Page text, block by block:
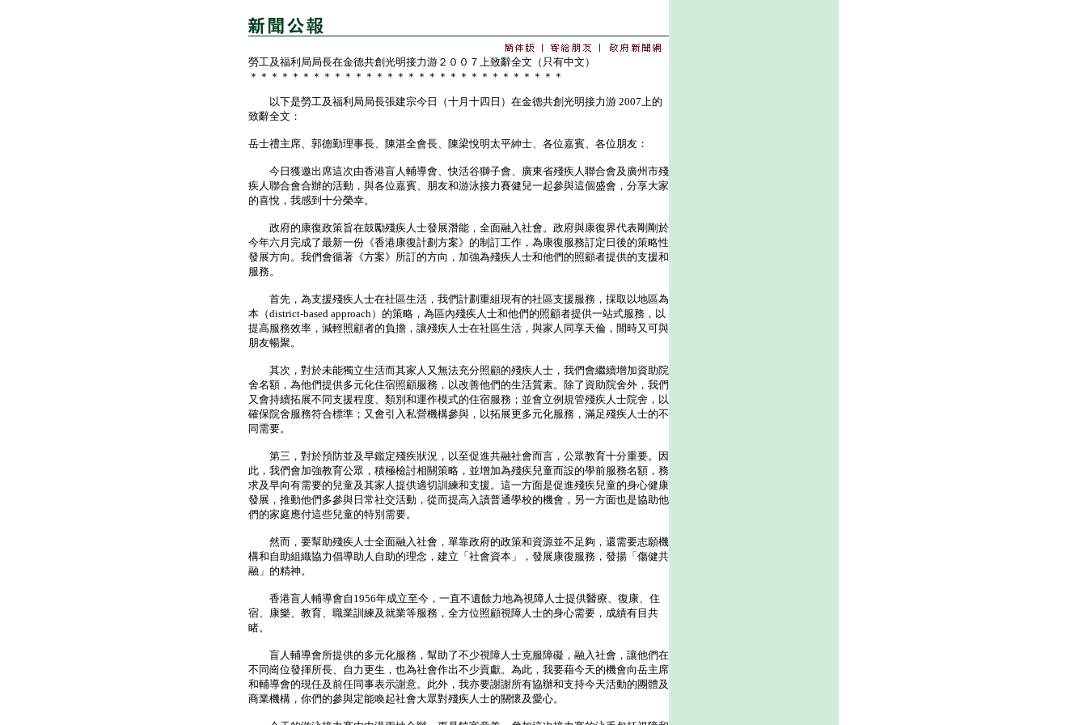
勞工及福利局局長在金德共創光明接力游２００７上致辭全文（只有中文）
＊＊＊＊＊＊＊＊＊＊＊＊＊＊＊＊＊＊＊＊＊＊＊＊＊＊＊＊＊＊
以下是勞工及福利局局長張建宗今日（十月十四日）在金德共創光明接力游 2007上的
致辭全文：
岳士禮主席、郭德勤理事長、陳湛全會長、陳梁悅明太平紳士、各位嘉賓、各位朋友：
今日獲邀出席這次由香港盲人輔導會、快活谷獅子會、廣東省殘疾人聯合會及廣州市殘
疾人聯合會合辦的活動，與各位嘉賓、朋友和游泳接力賽健兒一起參與這個盛會，分享大家
的喜悅，我感到十分榮幸。
政府的康復政策旨在鼓勵殘疾人士發展潛能，全面融入社會。政府與康復界代表剛剛於
今年六月完成了最新一份《香港康復計劃方案》的制訂工作，為康復服務訂定日後的策略性
發展方向。我們會循著《方案》所訂的方向，加強為殘疾人士和他們的照顧者提供的支援和
服務。
首先，為支援殘疾人士在社區生活，我們計劃重組現有的社區支援服務，採取以地區為
本（district-based approach）的策略，為區內殘疾人士和他們的照顧者提供一站式服務，以
提高服務效率，減輕照顧者的負擔，讓殘疾人士在社區生活，與家人同享天倫，閒時又可與
朋友暢聚。
其次，對於未能獨立生活而其家人又無法充分照顧的殘疾人士，我們會繼續增加資助院
舍名額，為他們提供多元化住宿照顧服務，以改善他們的生活質素。除了資助院舍外，我們
又會持續拓展不同支援程度、類別和運作模式的住宿服務；並會立例規管殘疾人士院舍，以
確保院舍服務符合標準；又會引入私營機構參與，以拓展更多元化服務，滿足殘疾人士的不
同需要。
第三，對於預防並及早鑑定殘疾狀況，以至促進共融社會而言，公眾教育十分重要。因
此，我們會加強教育公眾，積極檢討相關策略，並增加為殘疾兒童而設的學前服務名額，務
求及早向有需要的兒童及其家人提供適切訓練和支援。這一方面是促進殘疾兒童的身心健康
發展，推動他們多參與日常社交活動，從而提高入讀普通學校的機會，另一方面也是協助他
們的家庭應付這些兒童的特別需要。
然而，要幫助殘疾人士全面融入社會，單靠政府的政策和資源並不足夠，還需要志願機
構和自助組織協力倡導助人自助的理念，建立「社會資本」，發展康復服務，發揚「傷健共
融」的精神。
香港盲人輔導會自1956年成立至今，一直不遺餘力地為視障人士提供醫療、復康、住
宿、康樂、教育、職業訓練及就業等服務，全方位照顧視障人士的身心需要，成績有目共
睹。
盲人輔導會所提供的多元化服務，幫助了不少視障人士克服障礙，融入社會，讓他們在
不同崗位發揮所長、自力更生，也為社會作出不少貢獻。為此，我要藉今天的機會向岳主席
和輔導會的現任及前任同事表示謝意。此外，我亦要謝謝所有協辦和支持今天活動的團體及
商業機構，你們的參與定能喚起社會大眾對殘疾人士的關懷及愛心。